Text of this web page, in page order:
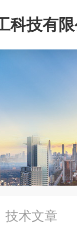
科技有
技术文章